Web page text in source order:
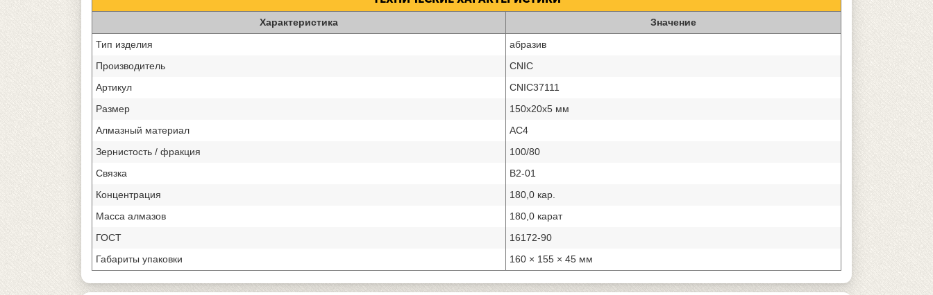
Характеристика
Значение
Тип изделия
абразив
Производитель
CNIC
Артикул
CNIC37111
Размер
150х20х5 мм
Алмазный материал
АС4
Зернистость / фракция
100/80
Связка
В2-01
Концентрация
180,0 кар.
Масса алмазов
180,0 карат
ГОСТ
16172-90
Габариты упаковки
160 × 155 × 45 мм